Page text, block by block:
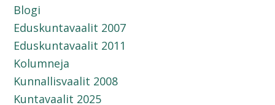
Blogi
Eduskuntavaalit 2007
Eduskuntavaalit 2011
Kolumneja
Kunnallisvaalit 2008
Kuntavaalit 2025